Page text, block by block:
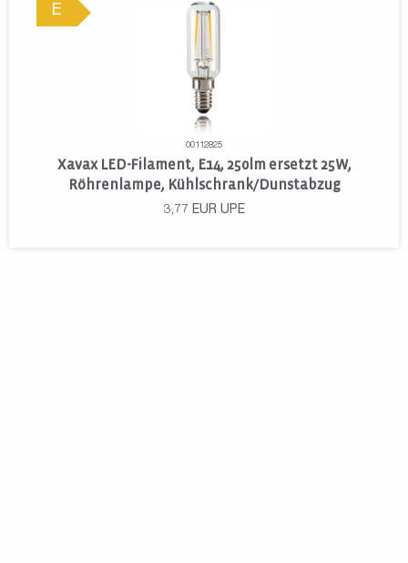
E
00112825
Xavax LED-Filament, E14, 250lm ersetzt 25W,
Röhrenlampe, Kühlschrank/Dunstabzug
3,77 EUR UPE